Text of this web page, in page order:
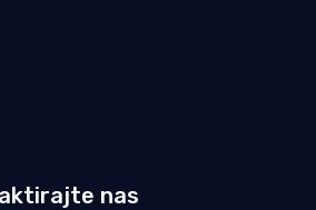
nas